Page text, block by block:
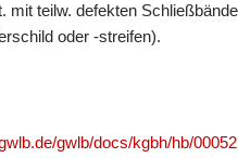
mit teilw. defekten
oder -streifen).
gwlb/docs/kgbh/hb/